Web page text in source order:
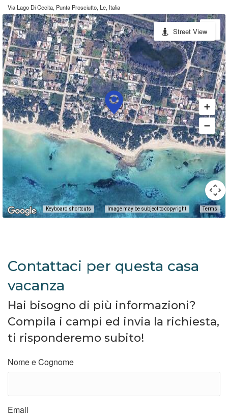
Via Lago Di Cecita, Punta Prosciutto, Le, Italia
Keyboard shortcuts Image may be subject to copyright Terms
Street View
Contattaci per questa casa
vacanza
Hai bisogno di più informazioni?
Compila i campi ed invia la richiesta,
ti risponderemo subito!
Nome e Cognome
Email